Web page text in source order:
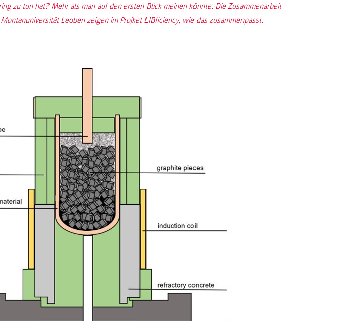
zu tun hat? Mehr als man auf den ersten Blick meinen könnte. Die Zusammenarbeit
Leoben zeigen im Projket LIBficiency, wie das zusammenpasst.